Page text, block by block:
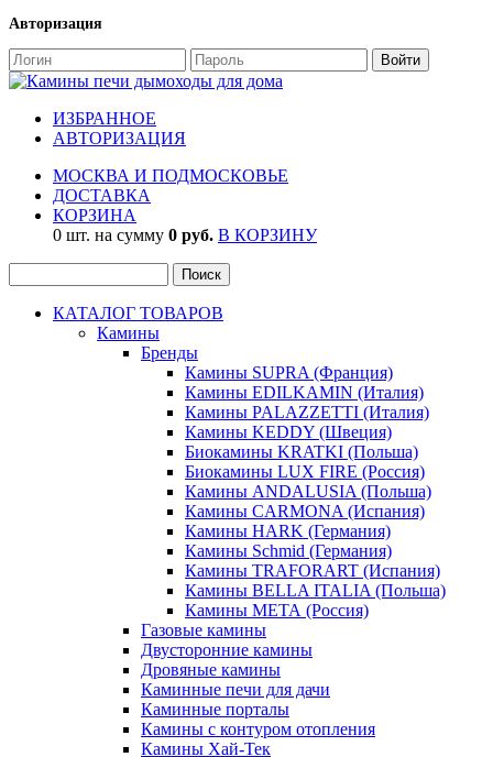
Авторизация
ИЗБРАННОЕ
АВТОРИЗАЦИЯ
МОСКВА И ПОДМОСКОВЬЕ
ДОСТАВКА
КОРЗИНА
0 шт. на сумму 0 руб. В КОРЗИНУ
КАТАЛОГ ТОВАРОВ
Камины
Бренды
Камины SUPRA (Франция)
Камины EDILKAMIN (Италия)
Камины PALAZZETTI (Италия)
Камины KEDDY (Швеция)
Биокамины KRATKI (Польша)
Биокамины LUX FIRE (Россия)
Камины ANDALUSIA (Польша)
Камины CARMONA (Испания)
Камины HARK (Германия)
Камины Schmid (Германия)
Камины TRAFORART (Испания)
Камины BELLA ITALIA (Польша)
Камины МЕТА (Россия)
Газовые камины
Двусторонние камины
Дровяные камины
Каминные печи для дачи
Каминные порталы
Камины с контуром отопления
Камины Хай-Тек